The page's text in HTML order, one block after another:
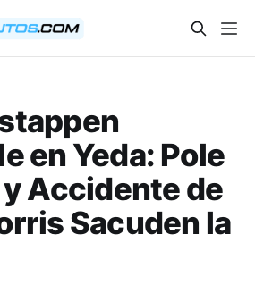
en Yeda: Pole
Accidente de
Sacuden la